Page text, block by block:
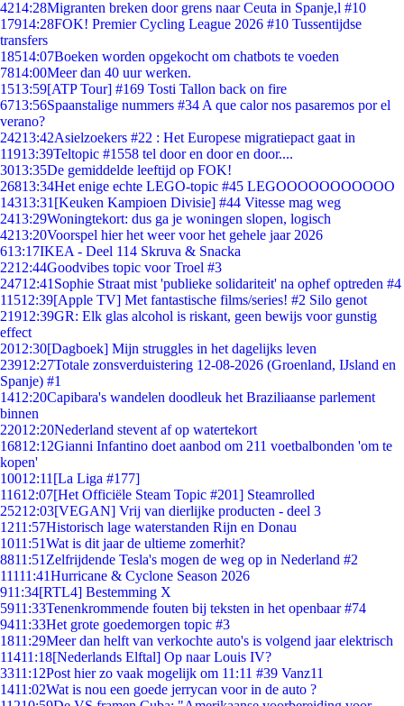
4214:28Migranten breken door grens naar Ceuta in Spanje,l #10
17914:28FOK! Premier Cycling League 2026 #10 Tussentijdse
transfers
18514:07Boeken worden opgekocht om chatbots te voeden
7814:00Meer dan 40 uur werken.
1513:59[ATP Tour] #169 Tosti Tallon back on fire
6713:56Spaanstalige nummers #34 A que calor nos pasaremos por el
verano?
24213:42Asielzoekers #22 : Het Europese migratiepact gaat in
11913:39Teltopic #1558 tel door en door en door....
3013:35De gemiddelde leeftijd op FOK!
26813:34Het enige echte LEGO-topic #45 LEGOOOOOOOOOOO
14313:31 [Keuken Kampioen Divisie] #44 Vitesse mag weg
2413:29Woningtekort: dus ga je woningen slopen, logisch
4213:20Voorspel hier het weer voor het gehele jaar 2026
613:17IKEA - Deel 114 Skruva & Snacka
2212:44Goodvibes topic voor Troel #3
24712:41 Sophie Straat mist 'publieke solidariteit' na ophef optreden #4
11512:39[Apple TV] Met fantastische films/series! #2 Silo genot
21912:39GR: Elk glas alcohol is riskant, geen bewijs voor gunstig
effect
2012:30[Dagboek] Mijn struggles in het dagelijks leven
23912:27Totale zonsverduistering 12-08-2026 (Groenland, IJsland en
Spanje) #1
1412:20Capibara's wandelen doodleuk het Braziliaanse parlement
binnen
22012:20Nederland stevent af op watertekort
16812:12Gianni Infantino doet aanbod om 211 voetbalbonden 'om te
kopen'
10012:11 [La Liga #177]
11612:07[Het Officiële Steam Topic #201] Steamrolled
25212:03[VEGAN] Vrij van dierlijke producten - deel 3
1211:57Historisch lage waterstanden Rijn en Donau
1011:51Wat is dit jaar de ultieme zomerhit?
8811:51 Zelfrijdende Tesla's mogen de weg op in Nederland #2
11111:41Hurricane & Cyclone Season 2026
911:34[RTL4] Bestemming X
5911:33Tenenkrommende fouten bij teksten in het openbaar #74
9411:33Het grote goedemorgen topic #3
1811:29Meer dan helft van verkochte auto's is volgend jaar elektrisch
11411:18[Nederlands Elftal] Op naar Louis IV?
3311:12Post hier zo vaak mogelijk om 11:11 #39 Vanz11
1411:02Wat is nou een goede jerrycan voor in de auto ?